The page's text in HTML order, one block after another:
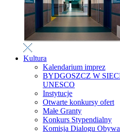
Kultura
Kalendarium imprez
BYDGOSZCZ W
UNESCO
Instytucje
Otwarte konkursy ofert
Małe Granty
Konkurs Stypendialny
Komisja Dialogu